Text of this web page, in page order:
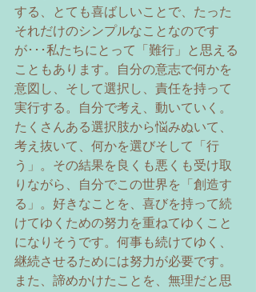
する、とても喜ばしいことで、たった
それだけのシンプルなことなのです
が･･･私たちにとって「難行」と思える
こともあります。自分の意志で何かを
意図し、そして選択し、責任を持って
実行する。自分で考え、動いていく。
たくさんある選択肢から悩みぬいて、
考え抜いて、何かを選びそして「行
う」。その結果を良くも悪くも受け取
りながら、自分でこの世界を「創造す
る」。好きなことを、喜びを持って続
けてゆくための努力を重ねてゆくこと
になりそうです。何事も続けてゆく、
継続させるためには努力が必要です。
また、諦めかけたことを、無理だと思